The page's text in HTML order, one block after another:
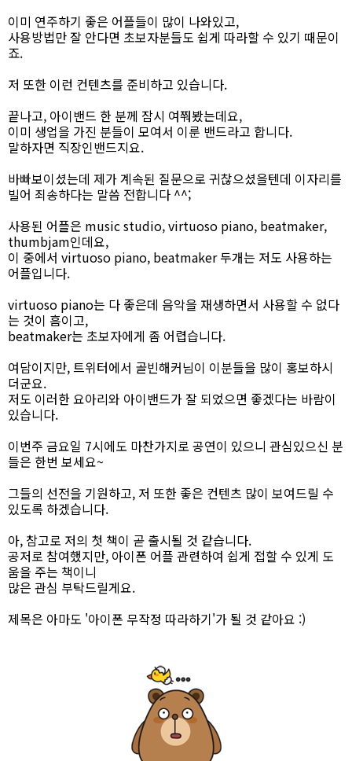
이미 연주하기 좋은 어플들이 많이 나와있고,
사용방법만 잘 안다면 초보자분들도 쉽게 따라할 수 있기 때문이
죠.
저 또한 이런 컨텐츠를 준비하고 있습니다.
끝나고, 아이밴드 한 분께 잠시 여쭤봤는데요,
이미 생업을 가진 분들이 모여서 이룬 밴드라고 합니다.
말하자면 직장인밴드지요.
바빠보이셨는데 제가 계속된 질문으로 귀찮으셨을텐데 이자리를
빌어 죄송하다는 말씀 전합니다 ^^;
사용된 어플은 music studio, virtuoso piano, beatmaker,
thumbjam인데요,
이 중에서 virtuoso piano, beatmaker 두개는 저도 사용하는
어플입니다.
virtuoso piano는 다 좋은데 음악을 재생하면서 사용할 수 없다
는 것이 흠이고,
beatmaker는 초보자에게 좀 어렵습니다.
여담이지만, 트위터에서 골빈해커님이 이분들을 많이 홍보하시
더군요.
저도 이러한 요아리와 아이밴드가 잘 되었으면 좋겠다는 바람이
있습니다.
이번주 금요일 7시에도 마찬가지로 공연이 있으니 관심있으신 분
들은 한번 보세요~
그들의 선전을 기원하고, 저 또한 좋은 컨텐츠 많이 보여드릴 수
있도록 하겠습니다.
아, 참고로 저의 첫 책이 곧 출시될 것 같습니다.
공저로 참여했지만, 아이폰 어플 관련하여 쉽게 접할 수 있게 도
움을 주는 책이니
많은 관심 부탁드릴게요.
제목은 아마도 '아이폰 무작정 따라하기'가 될 것 같아요 :)